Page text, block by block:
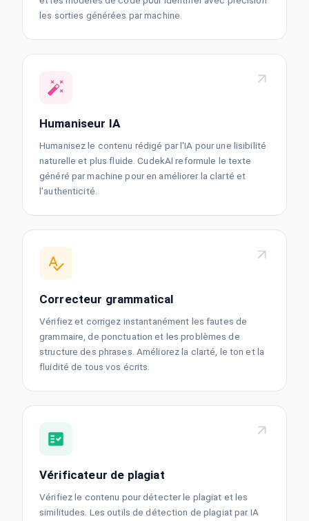
les sorties générées par machine.
Humaniseur IA
Humanisez le contenu rédigé par l'IA pour une lisibilité
naturelle et plus fluide. CudekAI reformule le texte
généré par machine pour en améliorer la clarté et
l'authenticité.
Correcteur grammatical
Vérifiez et corrigez instantanément les fautes de
grammaire, de ponctuation et les problèmes de
structure des phrases. Améliorez la clarté, le ton et la
fluidité de tous vos écrits.
Vérificateur de plagiat
Vérifiez le contenu pour détecter le plagiat et les
similitudes. Les outils de détection de plagiat par IA